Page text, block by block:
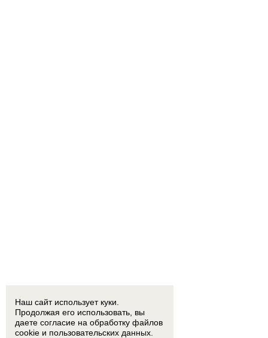
Наш сайт использует куки.
Продолжая его использовать, вы
даете согласие на обработку файлов
cookie и пользовательских данных.